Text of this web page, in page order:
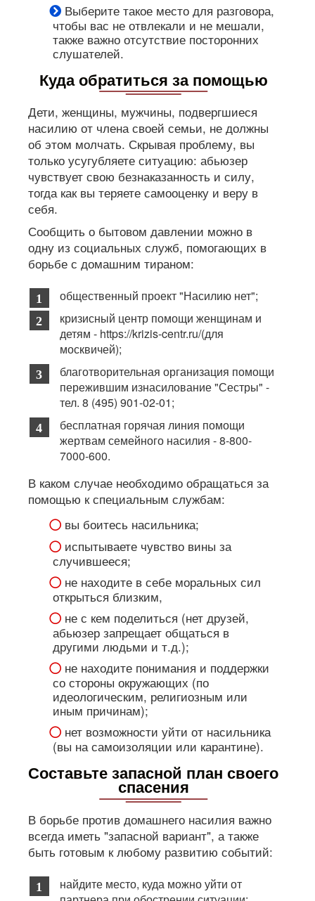
Выберите такое место для разговора,
чтобы вас не отвлекали и не мешали,
также важно отсутствие посторонних
слушателей.
Куда обратиться за помощью
Дети, женщины, мужчины, подвергшиеся
насилию от члена своей семьи, не должны
об этом молчать. Скрывая проблему, вы
только усугубляете ситуацию: абьюзер
чувствует свою безнаказанность и силу,
тогда как вы теряете самооценку и веру в
себя.
Сообщить о бытовом давлении можно в
одну из социальных служб, помогающих в
борьбе с домашним тираном:
общественный проект "Насилию нет";
кризисный центр помощи женщинам и
детям - https://krizis-centr.ru/(для
москвичей);
благотворительная организация помощи
пережившим изнасилование "Сестры" -
тел. 8 (495) 901-02-01;
бесплатная горячая линия помощи
жертвам семейного насилия - 8-800-
7000-600.
В каком случае необходимо обращаться за
помощью к специальным службам:
вы боитесь насильника;
испытываете чувство вины за
случившееся;
не находите в себе моральных сил
открыться близким,
не с кем поделиться (нет друзей,
абьюзер запрещает общаться в
другими людьми и т.д.);
не находите понимания и поддержки
со стороны окружающих (по
идеологическим, религиозным или
иным причинам);
нет возможности уйти от насильника
(вы на самоизоляции или карантине).
Составьте запасной план своего
спасения
В борьбе против домашнего насилия важно
всегда иметь "запасной вариант", а также
быть готовым к любому развитию событий:
найдите место, куда можно уйти от